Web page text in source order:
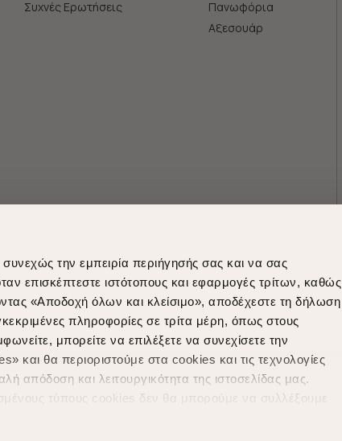
την εμπειρία περιήγησής σας και να σας
επισκέπτεστε ιστότοπους και εφαρμογές τρίτων, καθώς
«Αποδοχή όλων και κλείσιμο», αποδέχεστε τη δήλωση
πληροφορίες σε τρίτα μέρη, όπως στους
μπορείτε να επιλέξετε να συνεχίσετε την
και θα περιοριστούμε στα cookies και τις τεχνολογίες
απόδοση και λειτουργικότητα της ιστοσελίδας μας.
τύπους cookies δεν θα μπορούμε να συλλέξουμε
τις επιλογές σας ή να ανακαλέσετε τη συγκατάθεσή
Συχνές Ερωτήσεις
Πανωφόρια
Aξεσουάρ
in secure with Shipping Methods